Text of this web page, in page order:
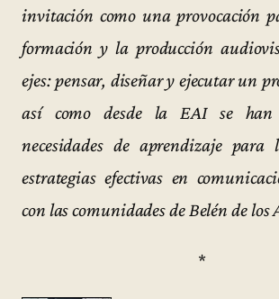
invitación como una provocación
formación y la producción
ejes: pensar, diseñar y ejecutar un
así como desde la EAI se han
necesidades de aprendizaje para
estrategias efectivas en
con las comunidades de Belén de los
*